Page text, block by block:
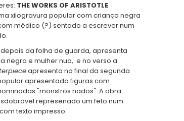
THE WORKS OF ARISTOTLE
xilogravura popular com criança negra
médico (?) sentado a escrever num
da folha de guarda, apresenta
negra e mulher nua, e no verso a
apresenta no final da segunda
apresentado figuras com
"monstros nados". A obra
represenado um feto num
texto impresso.